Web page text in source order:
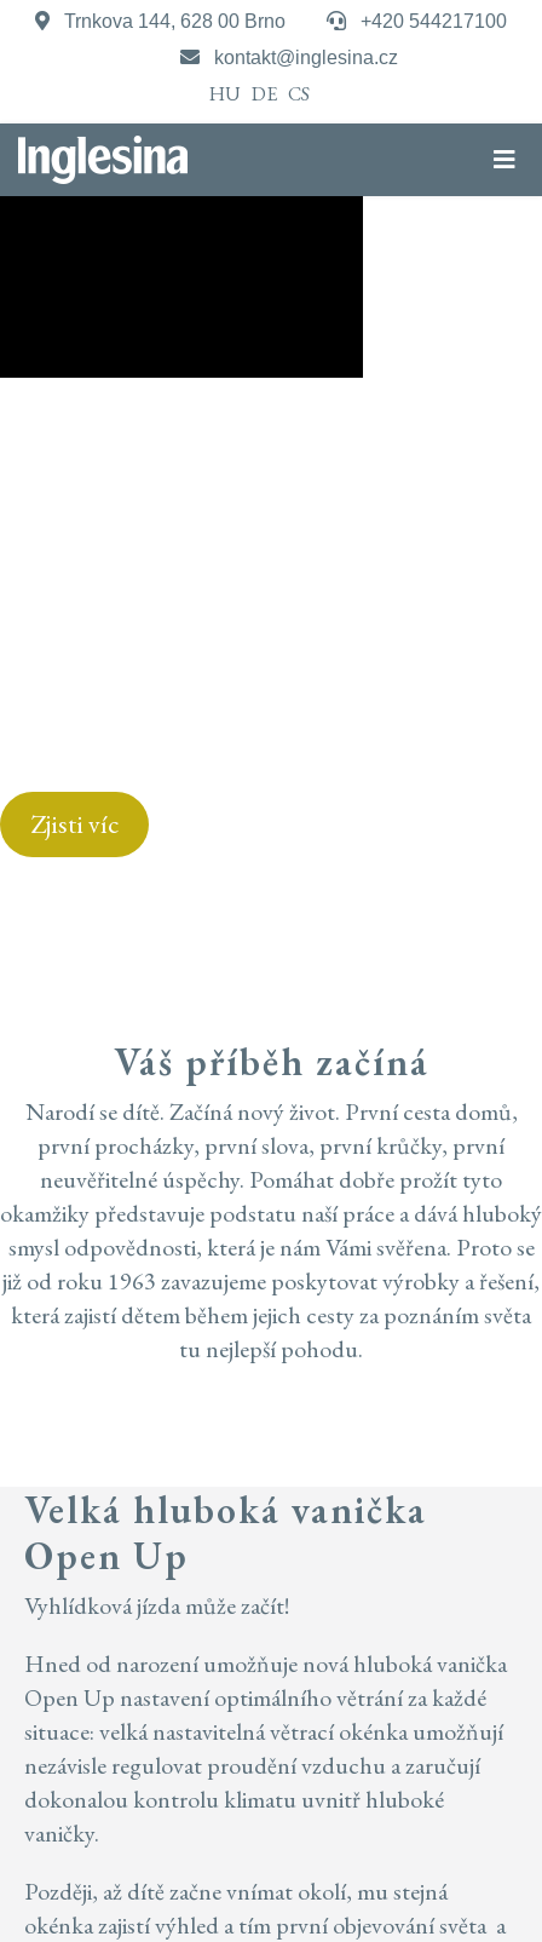
Trnkova 144, 628 00 Brno
+420 544217100
kontakt@inglesina.cz
HU DE CS
Zjisti víc
Váš příběh začíná
Narodí se dítě. Začíná nový život. První cesta domů,
první procházky, první slova, první krůčky, první
neuvěřitelné úspěchy. Pomáhat dobře prožít tyto
okamžiky představuje podstatu naší práce a dává hluboký
smysl odpovědnosti, která je nám Vámi svěřena. Proto se
již od roku 1963 zavazujeme poskytovat výrobky a řešení,
která zajistí dětem během jejich cesty za poznáním světa
tu nejlepší pohodu.
Velká hluboká vanička
Open Up
Vyhlídková jízda může začít!
Hned od narození umožňuje nová hluboká vanička
Open Up nastavení optimálního větrání za každé
situace: velká nastavitelná větrací okénka umožňují
nezávisle regulovat proudění vzduchu a zaručují
dokonalou kontrolu klimatu uvnitř hluboké
vaničky.
Později, až dítě začne vnímat okolí, mu stejná
okénka zajistí výhled a tím první objevování světa a